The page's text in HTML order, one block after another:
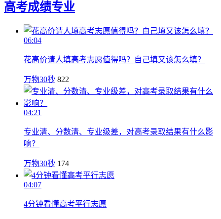
高考成绩专业
06:04
花高价请人填高考志愿值得吗？自己填又该怎么填？
万物30秒 822
04:21
专业清、分数清、专业级差，对高考录取结果有什么影
响？
万物30秒 174
04:07
4分钟看懂高考平行志愿